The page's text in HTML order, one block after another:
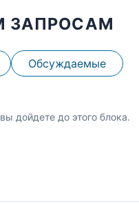
ЗАПРОСАМ
Обсуждаемые
дойдете до этого блока.